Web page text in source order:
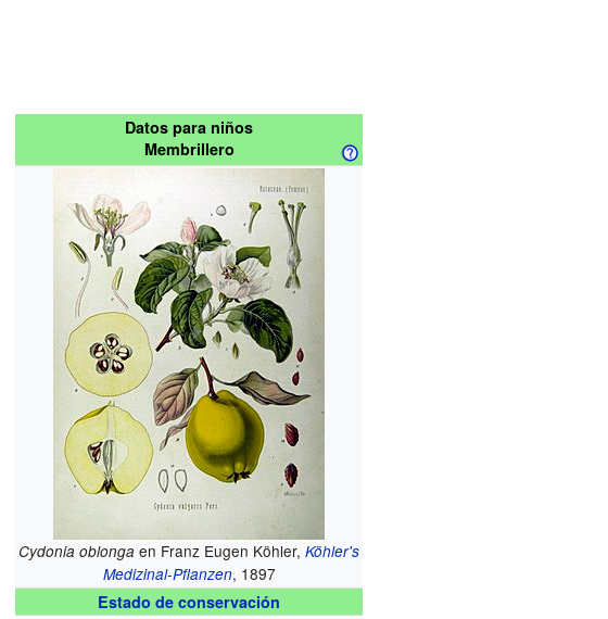
Datos para niños
Membrillero
Cydonia oblonga en Franz Eugen Köhler,Köhler's
Medizinal-Pflanzen, 1897
Estado de conservación